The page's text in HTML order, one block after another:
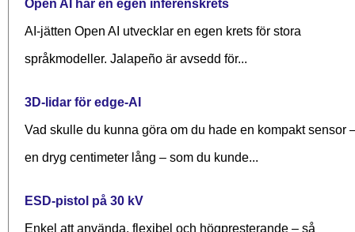
Open AI har en egen inferenskrets
AI-jätten Open AI utvecklar en egen krets för stora
språkmodeller. Jalapeño är avsedd för...
3D-lidar för edge-AI
Vad skulle du kunna göra om du hade en kompakt sensor
en dryg centimeter lång – som du kunde...
ESD-pistol på 30 kV
Enkel att använda, flexibel och högpresterande – så